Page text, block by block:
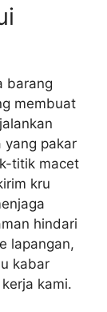
barang
membuat
yang pakar
titik macet
kru
hindari
lapangan,
kabar
kami.